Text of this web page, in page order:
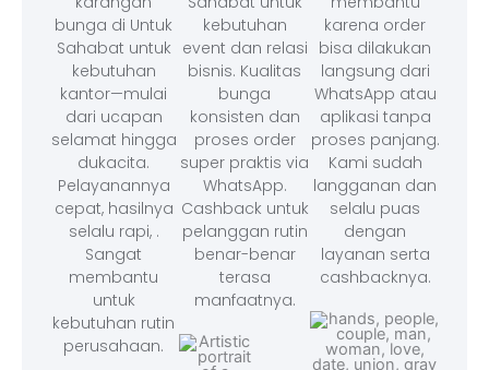
bunga di Untuk
Sahabat untuk
kebutuhan
kantor—mulai
dari ucapan
selamat hingga
dukacita.
Pelayanannya
cepat, hasilnya
selalu rapi, .
Sangat
membantu
untuk
kebutuhan rutin
perusahaan.
kebutuhan
event dan relasi
bisnis. Kualitas
bunga
konsisten dan
proses order
super praktis via
WhatsApp.
Cashback untuk
pelanggan rutin
benar-benar
terasa
manfaatnya.
karena order
bisa dilakukan
langsung dari
WhatsApp atau
aplikasi tanpa
proses panjang.
Kami sudah
langganan dan
selalu puas
dengan
layanan serta
cashbacknya.